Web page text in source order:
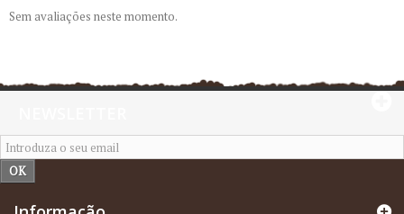
Sem avaliações neste momento.
OK